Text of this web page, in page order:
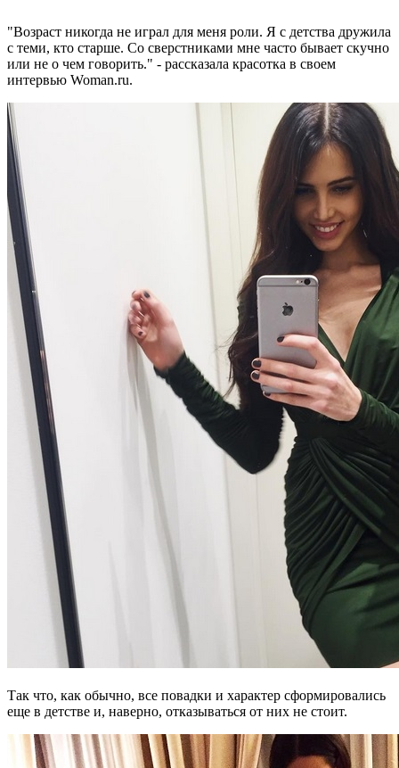
"Возраст никогда не играл для меня роли. Я с детства дружила
с теми, кто старше. Со сверстниками мне часто бывает скучно
или не о чем говорить." - рассказала красотка в своем
интервью Woman.ru.
Так что, как обычно, все повадки и характер сформировались
еще в детстве и, наверно, отказываться от них не стоит.